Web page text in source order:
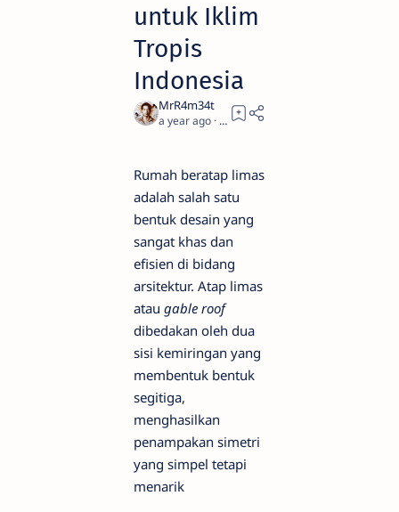
untuk Iklim
Tropis
Indonesia
a year ago 2
Rumah beratap limas
adalah salah satu
bentuk desain yang
sangat khas dan
efisien di bidang
arsitektur. Atap limas
atau gable roof
dibedakan oleh dua
sisi kemiringan yang
membentuk bentuk
segitiga,
menghasilkan
penampakan simetri
yang simpel tetapi
menarik